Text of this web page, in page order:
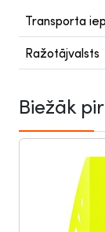
Transporta
Ražotājvalsts
Biežāk